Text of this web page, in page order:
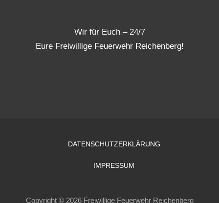
Wir für Euch – 24/7
Eure Freiwillige Feuerwehr Reichenberg!
DATENSCHUTZERKLÄRUNG
IMPRESSUM
Copyright © 2026 Freiwillige Feuerwehr Reichenberg